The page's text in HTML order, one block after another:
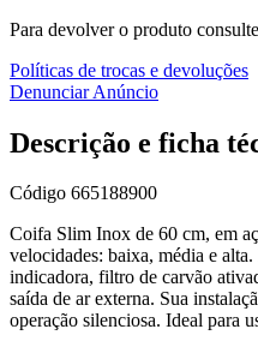
Para devolver o produto
Políticas de trocas e devoluções
Denunciar Anúncio
Descrição e ficha
Código 665188900
Coifa Slim Inox de 60 cm, em
velocidades: baixa, média e
indicadora, filtro de carvão
saída de ar externa. Sua
operação silenciosa. Ideal para